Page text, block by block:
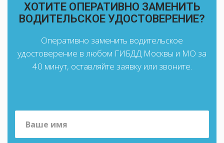
ХОТИТЕ ОПЕРАТИВНО ЗАМЕНИТЬ
ВОДИТЕЛЬСКОЕ УДОСТОВЕРЕНИЕ?
Оперативно заменить водительское
удостоверение в любом ГИБДД Москвы и МО за
40 минут, оставляйте заявку или звоните.